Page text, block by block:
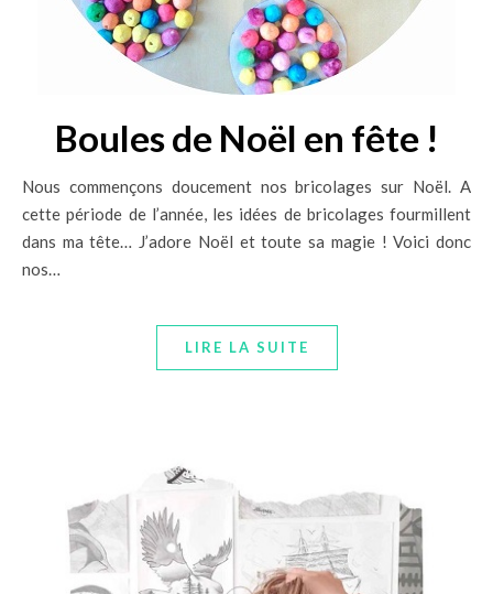
Boules de Noël en fête !
Nous commençons doucement nos bricolages sur Noël. A
cette période de l’année, les idées de bricolages fourmillent
dans ma tête… J’adore Noël et toute sa magie ! Voici donc
nos…
LIRE LA SUITE